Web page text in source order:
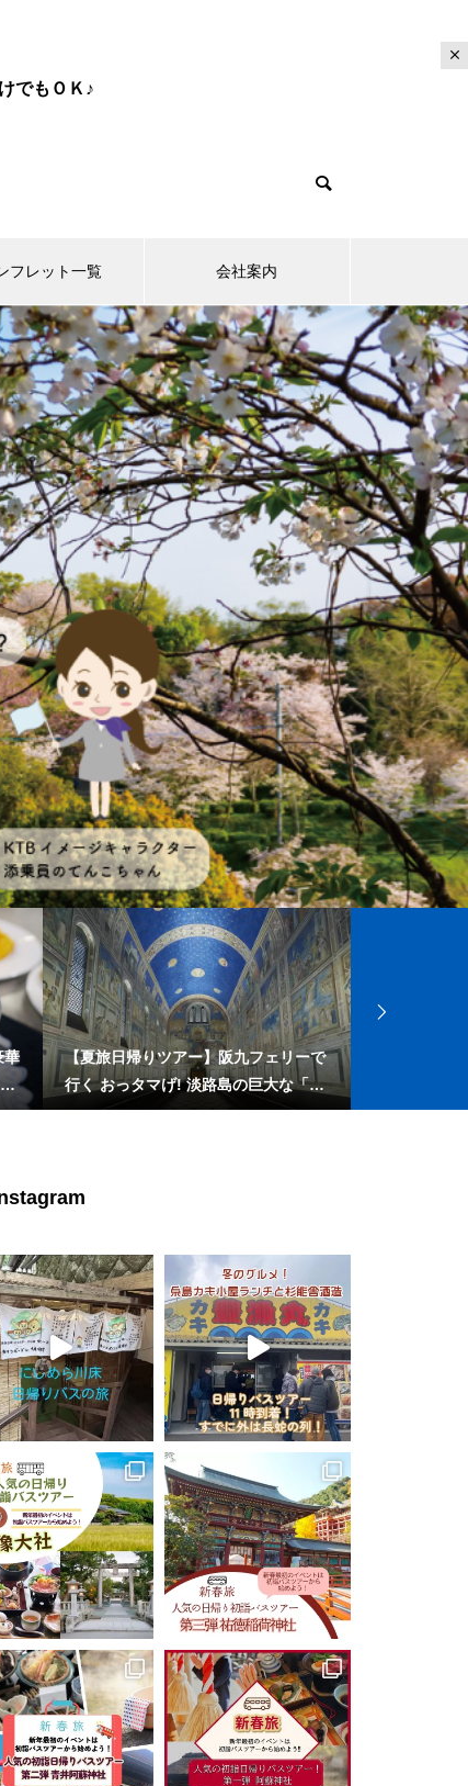
でもＯＫ♪
フレット一覧 会社案内
華
【夏旅日帰りツアー】阪九フェリーで
行く おっタマげ! 淡路島の巨大な「た
まねぎ」オブジェと大塚国際美術館 2
姿造り御膳